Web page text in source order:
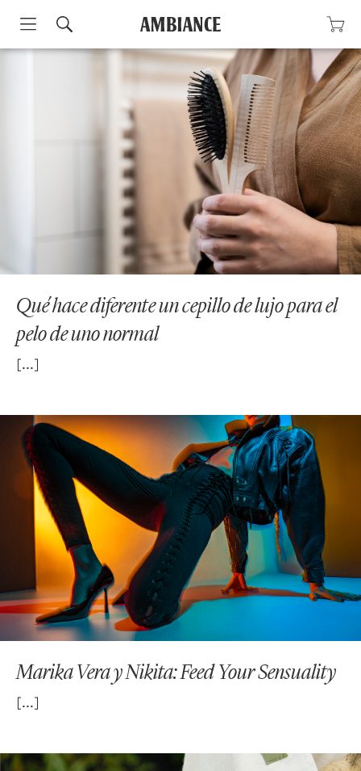
Skip
Qué hace diferente un cepillo de lujo para el
pelo de uno normal
Marika Vera y Nikita: Feed Your Sensuality